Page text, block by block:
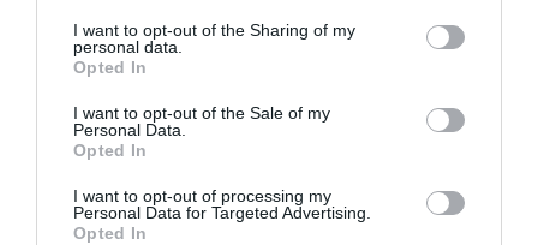
I want to opt-out of the Sharing of my
personal data.
Opted In
I want to opt-out of the Sale of my
Personal Data.
Opted In
I want to opt-out of processing my
Personal Data for Targeted Advertising.
Opted In
2Playbook Club 2P